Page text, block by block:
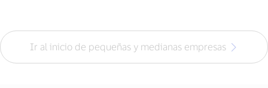
Ir al inicio de pequeñas y medianas empresas